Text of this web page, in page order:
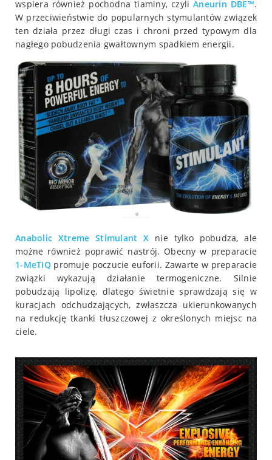
wspiera również pochodna tiaminy, czyliAneurin DBE™.
W przeciwieństwie do popularnych stymulantów związek
ten działa przez długi czas i chroni przed typowym dla
nagłego pobudzenia gwałtownym spadkiem energii.
Anabolic Xtreme Stimulant X nie tylko pobudza, ale
możne również poprawić nastrój. Obecny w preparacie
1-MeTIQ promuje poczucie euforii. Zawarte w preparacie
związki wykazują działanie termogeniczne. Silnie
pobudzają lipolizę, dlatego świetnie sprawdzają się w
kuracjach odchudzających, zwłaszcza ukierunkowanych
na redukcję tkanki tłuszczowej z określonych miejsc na
ciele.